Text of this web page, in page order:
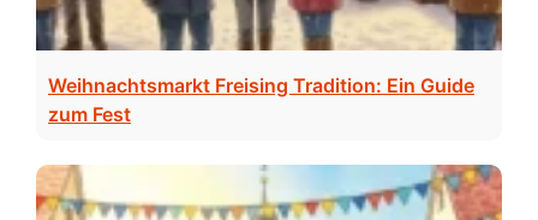
Weihnachtsmarkt Freising Tradition: Ein Guide
zum Fest